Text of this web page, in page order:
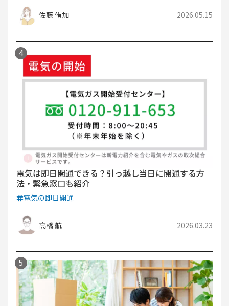
佐藤 侑加 2026.05.15
電気は即日開通できる？引っ越し当日に開通する方
法・緊急窓口も紹介
電気の即日開通
高橋 航 2026.03.23